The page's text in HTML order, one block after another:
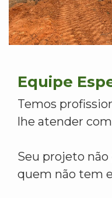
Equipe
Temos
lhe atender
Seu projeto
quem não tem